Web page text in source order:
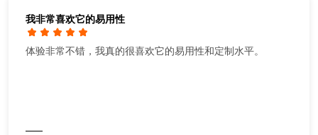
我非常喜欢它的易用性
体验非常不错，我真的很喜欢它的易用性和定制水平。